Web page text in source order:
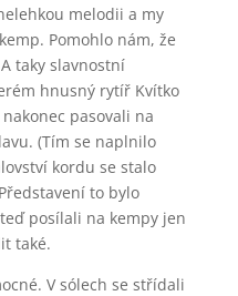
melodii a my
Pomohlo nám, že
taky slavnostní
hnusný rytíř Kvítko
pasovali na
(Tím se naplnilo
kordu se stalo
to bylo
posílali na kempy jen
také.
V sólech se střídali